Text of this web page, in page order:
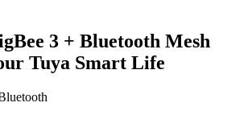
3 + Bluetooth Mesh
Tuya Smart Life